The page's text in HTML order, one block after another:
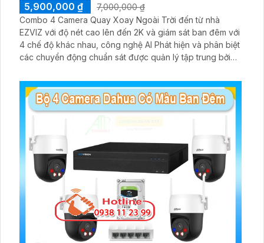
BỘ CAMERA DAHUA KHO HÀNG GIÁ RẺ
4,899,000 ₫
8,999,000 ₫
Bộ camera IP giám sát kho hàng DH-IPC-B1E29-A-IL
đủ đầu ghi, ổ cứng và phụ kiện đi kèm, giúp người dùng
dễ dàng triển khai và sử dụng. Hệ thống hỗ trợ quan sát
ban đêm rõ nét nhờ công nghệ hồng ngoại kết hợp đèn
LED ánh sáng trắng, cùng khả năng phát hiện chuyển
động thông minh, giúp đảm bảo an toàn tuyệt đối cho
khu vực kho hàng